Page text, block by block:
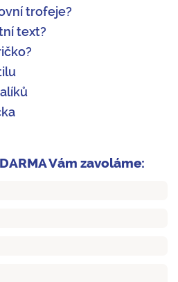
trofeje?
text?
Vám zavoláme: